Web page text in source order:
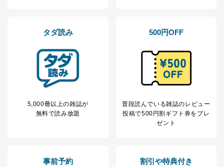
開示等のご請求に対応させていただきます。
各SNS運営会社様にご請求いただきますようお願い致し
ます。
３．個人情報の第三者提供について
本人の同意を得ることなく第三者に提供することはあり
ません。ただし、次の場合は除きます。
き。
タダ読み
5,000冊以上の雑誌が
無料で読み放題
500円OFF
普段読んでいる雑誌のレビュー
投稿で500円割ギフト券をプレ
ゼント
事前予約 割引や特典付き